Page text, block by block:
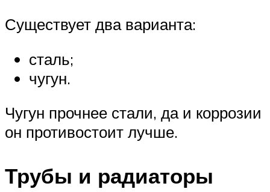
Существует два варианта:
сталь;
чугун.
Чугун прочнее стали, да и коррозии
он противостоит лучше.
Трубы и радиаторы